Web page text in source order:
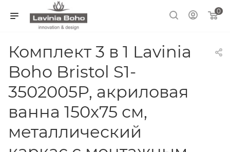
0
Комплект 3 в 1 Lavinia
Boho Bristol S1-
3502005P, акриловая
ванна 150x75 см,
металлический